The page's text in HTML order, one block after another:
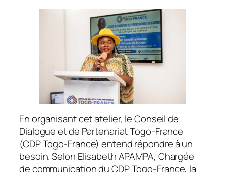
En organisant cet atelier, le Conseil de
Dialogue et de Partenariat Togo-France
(CDP Togo-France) entend répondre à un
besoin. Selon Elisabeth APAMPA, Chargée
de communication du CDP Togo-France, la